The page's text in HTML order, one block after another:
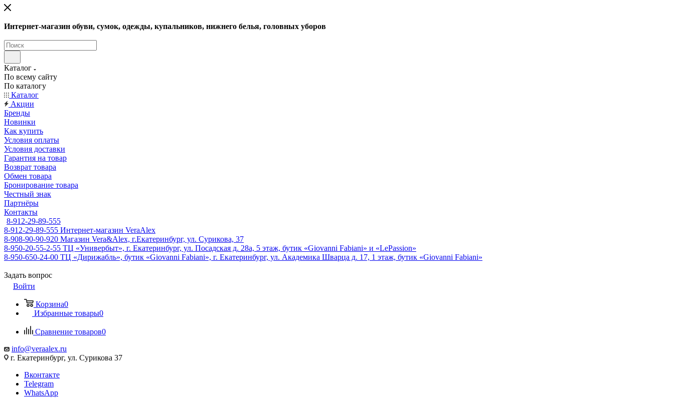
Интернет-магазин обуви, сумок, одежды, купальников, нижнего белья, головных уборов
Каталог
По всему сайту
По каталогу
Каталог
Акции
Бренды
Новинки
Как купить
Условия оплаты
Условия доставки
Гарантия на товар
Возврат товара
Обмен товара
Бронирование товара
Честный знак
Партнёры
Контакты
8-912-29-89-555
8-912-29-89-555 Интернет-магазин VeraAlex
8-908-90-90-920 Магазин Vera&Alex, г.Екатеринбург, ул. Сурикова, 37
8-950-20-55-2-55 ТЦ «Универбыт», г. Екатеринбург, ул. Посадская д. 28а, 5 этаж, бутик «Giovanni Fabiani» и «LePassion»
8-950-650-24-00 ТЦ «Дирижабль», бутик «Giovanni Fabiani», г. Екатеринбург, ул. Академика Шварца д. 17, 1 этаж, бутик «Giovanni Fabiani»
Задать вопрос
Войти
Корзина0
Избранные товары0
Сравнение товаров0
info@veraalex.ru
г. Екатеринбург, ул. Сурикова 37
Вконтакте
Telegram
WhatsApp